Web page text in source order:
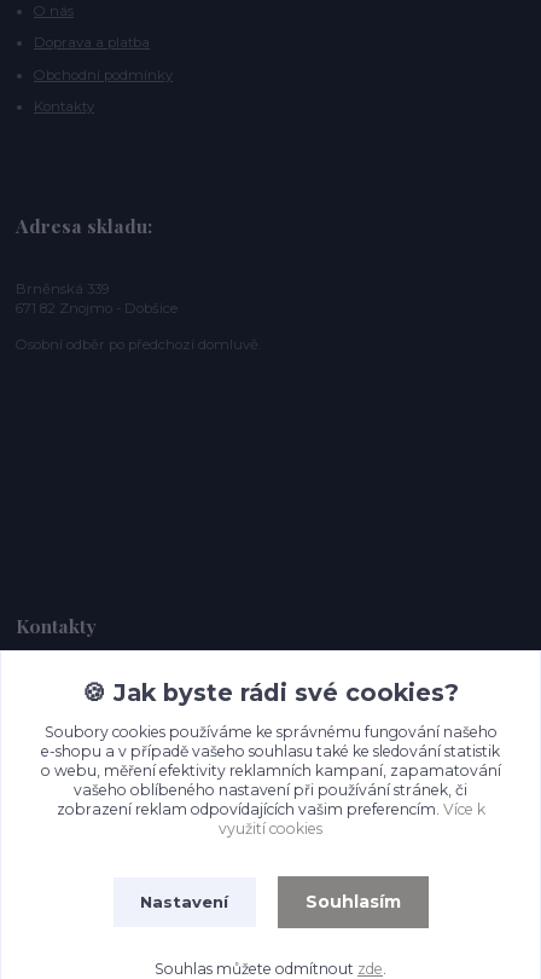
O nás
Doprava a platba
Obchodní podmínky
Kontakty
Adresa skladu:
Brněnská 339
671 82 Znojmo - Dobšice
Osobní odběr po předchozí domluvě.
Kontakty
Dagmar Handlová
+420 734 380 930
(Po-Ne, 8-20 hod.)
info@prettypapers.cz
🍪 Jak byste rádi své cookies?
Soubory cookies používáme ke správnému fungování našeho
e-shopu a v případě vašeho souhlasu také ke sledování statistik
o webu, měření efektivity reklamních kampaní, zapamatování
vašeho oblíbeného nastavení při používání stránek, či
zobrazení reklam odpovídajících vašim preferencím. Více k
využití cookies
Nastavení Souhlasím
Souhlas můžete odmítnout zde